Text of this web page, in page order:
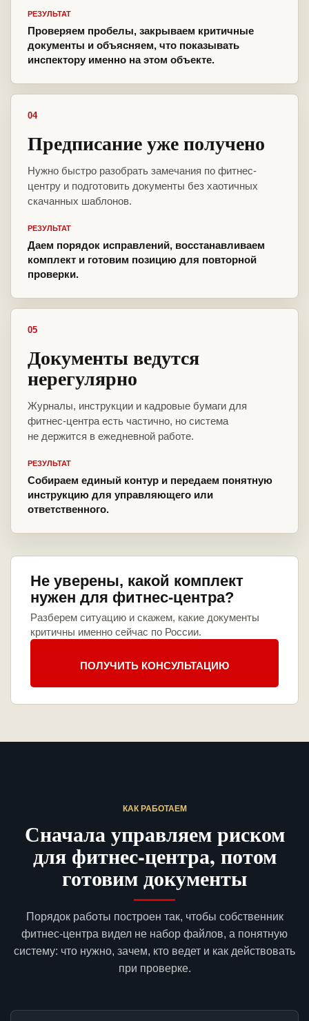
РЕЗУЛЬТАТ
Проверяем пробелы, закрываем критичные
документы и объясняем, что показывать
инспектору именно на этом объекте.
04
Предписание уже получено
Нужно быстро разобрать замечания по фитнес-
центру и подготовить документы без хаотичных
скачанных шаблонов.
РЕЗУЛЬТАТ
Даем порядок исправлений, восстанавливаем
комплект и готовим позицию для повторной
проверки.
05
Документы ведутся
нерегулярно
Журналы, инструкции и кадровые бумаги для
фитнес-центра есть частично, но система
не держится в ежедневной работе.
РЕЗУЛЬТАТ
Собираем единый контур и передаем понятную
инструкцию для управляющего или
ответственного.
Не уверены, какой комплект
нужен для фитнес-центра?
Разберем ситуацию и скажем, какие документы
критичны именно сейчас по России.
ПОЛУЧИТЬ КОНСУЛЬТАЦИЮ
КАК РАБОТАЕМ
Сначала управляем риском
для фитнес-центра, потом
готовим документы
Порядок работы построен так, чтобы собственник
фитнес-центра видел не набор файлов, а понятную
систему: что нужно, зачем, кто ведет и как действовать
при проверке.